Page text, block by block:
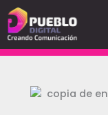
al
contenido